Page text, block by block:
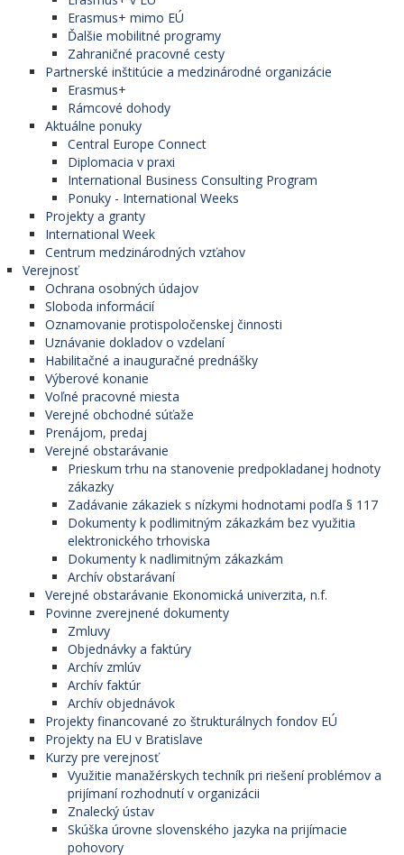
Erasmus+ mimo EÚ
Ďalšie mobilitné programy
Zahraničné pracovné cesty
Partnerské inštitúcie a medzinárodné organizácie
Erasmus+
Rámcové dohody
Aktuálne ponuky
Central Europe Connect
Diplomacia v praxi
International Business Consulting Program
Ponuky - International Weeks
Projekty a granty
International Week
Centrum medzinárodných vzťahov
Verejnosť
Ochrana osobných údajov
Sloboda informácií
Oznamovanie protispoločenskej činnosti
Uznávanie dokladov o vzdelaní
Habilitačné a inauguračné prednášky
Výberové konanie
Voľné pracovné miesta
Verejné obchodné súťaže
Prenájom, predaj
Verejné obstarávanie
Prieskum trhu na stanovenie predpokladanej hodnoty
zákazky
Zadávanie zákaziek s nízkymi hodnotami podľa § 117
Dokumenty k podlimitným zákazkám bez využitia
elektronického trhoviska
Dokumenty k nadlimitným zákazkám
Archív obstarávaní
Verejné obstarávanie Ekonomická univerzita, n.f.
Povinne zverejnené dokumenty
Zmluvy
Objednávky a faktúry
Archív zmlúv
Archív faktúr
Archív objednávok
Projekty financované zo štrukturálnych fondov EÚ
Projekty na EU v Bratislave
Kurzy pre verejnosť
Využitie manažérskych techník pri riešení problémov a
prijímaní rozhodnutí v organizácii
Znalecký ústav
Skúška úrovne slovenského jazyka na prijímacie
pohovory